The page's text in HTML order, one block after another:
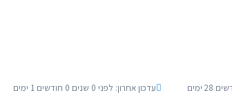
עדכון אחרון: לפני 0 שנים 0 חודשים 1 ימים